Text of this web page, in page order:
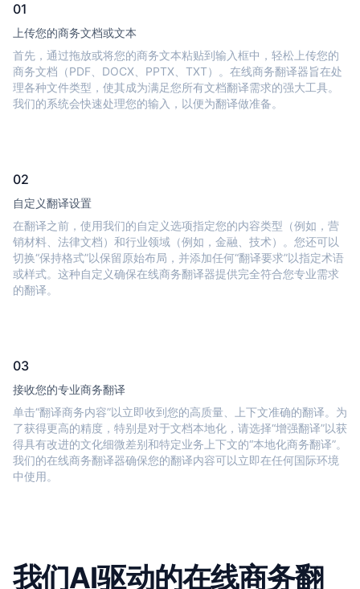
01
上传您的商务文档或文本
首先，通过拖放或将您的商务文本粘贴到输入框中，轻松上传您的
商务文档（PDF、DOCX、PPTX、TXT）。在线商务翻译器旨在处
理各种文件类型，使其成为满足您所有文档翻译需求的强大工具。
我们的系统会快速处理您的输入，以便为翻译做准备。
02
自定义翻译设置
在翻译之前，使用我们的自定义选项指定您的内容类型（例如，营
销材料、法律文档）和行业领域（例如，金融、技术）。您还可以
切换“保持格式”以保留原始布局，并添加任何“翻译要求”以指定术语
或样式。这种自定义确保在线商务翻译器提供完全符合您专业需求
的翻译。
03
接收您的专业商务翻译
单击“翻译商务内容”以立即收到您的高质量、上下文准确的翻译。为
了获得更高的精度，特别是对于文档本地化，请选择“增强翻译”以获
得具有改进的文化细微差别和特定业务上下文的“本地化商务翻译”。
我们的在线商务翻译器确保您的翻译内容可以立即在任何国际环境
中使用。
我们AI驱动的在线商务翻